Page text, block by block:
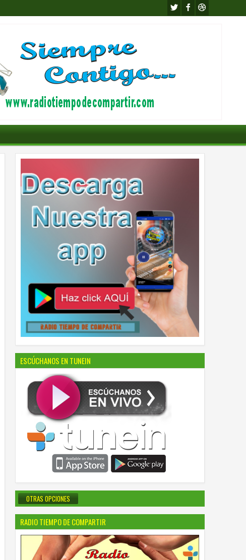
ESCÚCHANOS EN TUNEIN
OTRAS OPCIONES
RADIO TIEMPO DE COMPARTIR